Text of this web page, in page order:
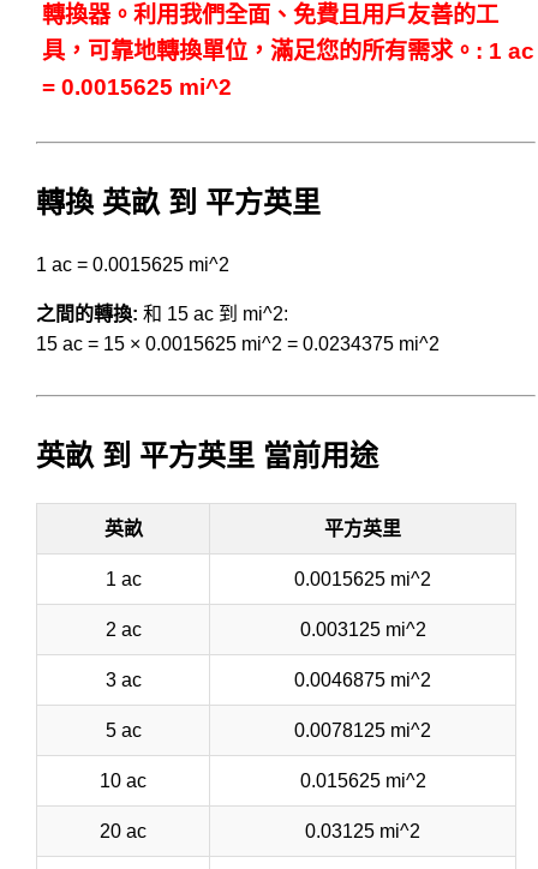
轉換器。利用我們全面、免費且用戶友善的工
具，可靠地轉換單位，滿足您的所有需求。: 1 ac
= 0.0015625 mi^2
轉換 英畝 到 平方英里
1 ac = 0.0015625 mi^2
之間的轉換: 和 15 ac 到 mi^2:
15 ac = 15 × 0.0015625 mi^2 = 0.0234375 mi^2
英畝 到 平方英里 當前用途
英畝 平方英里
1 ac 0.0015625 mi^2
2 ac 0.003125 mi^2
3 ac 0.0046875 mi^2
5 ac 0.0078125 mi^2
10 ac 0.015625 mi^2
20 ac 0.03125 mi^2